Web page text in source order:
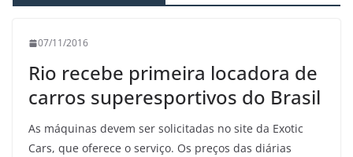
07/11/2016
Rio recebe primeira locadora de
carros superesportivos do Brasil
As máquinas devem ser solicitadas no site da Exotic
Cars, que oferece o serviço. Os preços das diárias